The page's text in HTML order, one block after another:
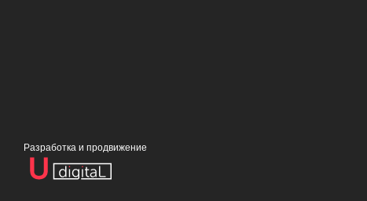
Разработка и продвижение